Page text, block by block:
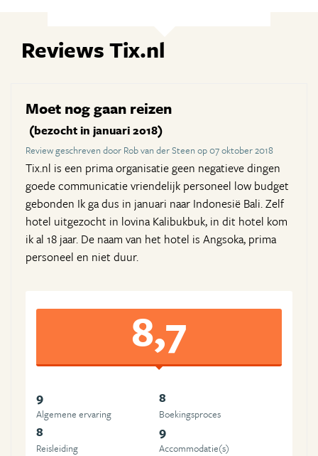
Reviews Tix.nl
Moet nog gaan reizen
(bezocht in januari 2018)
Review geschreven door Rob van der Steen op 07 oktober 2018
Tix.nl is een prima organisatie geen negatieve dingen
goede communicatie vriendelijk personeel low budget
gebonden Ik ga dus in januari naar Indonesië Bali. Zelf
hotel uitgezocht in lovina Kalibukbuk, in dit hotel kom
ik al 18 jaar. De naam van het hotel is Angsoka, prima
personeel en niet duur.
8,7
9
Algemene ervaring
8
Boekingsproces
8
Reisleiding
9
Accommodatie(s)